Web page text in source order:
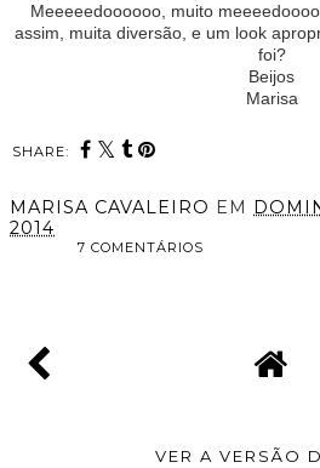
Meeeeedoooooo, muito
assim, muita diversão, e um look
foi?
Beijos
Marisa
SHARE:
MARISA CAVALEIRO EM
2014
7 COMENTÁRIOS
VER A VERSÃO